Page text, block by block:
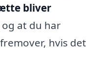
bliver
og at du har
hvis det